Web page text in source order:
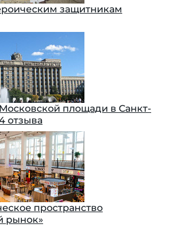
защитникам
площади в Санкт-
отзыва
пространство
рынок»